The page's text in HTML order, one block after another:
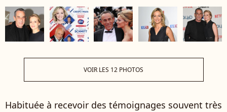
VOIR LES 12 PHOTOS
Habituée à recevoir des témoignages souvent très